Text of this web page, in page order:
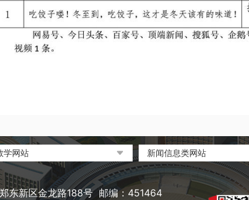
学网站
政府门户网站
业教育与成人教育网
新闻信息类网站
环球网
东新区金龙路188号 邮编：451464